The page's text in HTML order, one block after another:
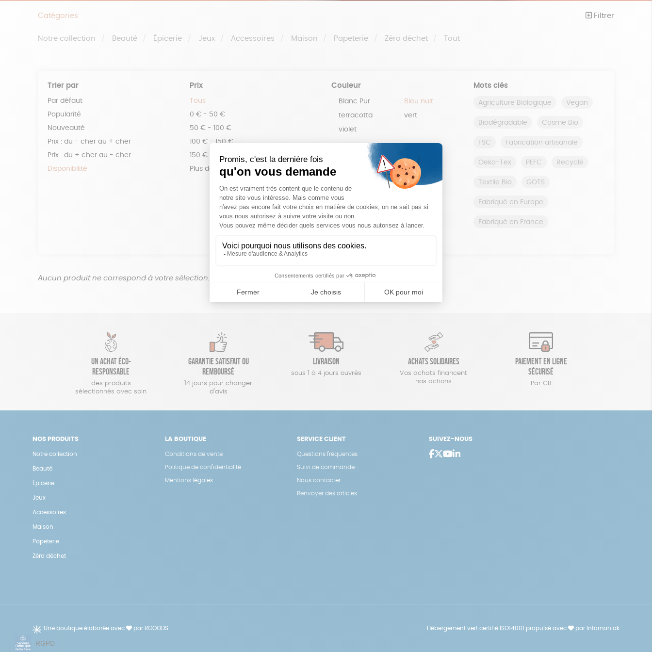
Catégories Filtrer
Notre collection Beauté Épicerie Jeux Accessoires Maison Papeterie Zéro déchet Tout
Trier par
Par défaut
Popularité
Nouveauté
Prix : du - cher au + cher
Prix : du + cher au - cher
Disponibilité
Prix
Tous
0 € - 50 €
50 € - 100 €
100 € - 150 €
150 € - 200 €
Plus de 200€
Couleur
Blanc Pur Bleu nuit
terracotta vert
violet
Mots clés
Agriculture Biologique Vegan
Biodégradable Cosme Bio
FSC Fabrication artisanale
Oeko-Tex PEFC Recyclé
Textile Bio GOTS
Fabriqué en Europe
Fabriqué en France
Aucun produit ne correspond à votre sélection.
Un achat éco-
responsable
des produits
sélectionnés avec soin
Garantie satisfait ou
remboursé
14 jours pour changer
d'avis
Livraison
sous 1 à 4 jours ouvrés
Achats solidaires
Vos achats financent
nos actions
Paiement en ligne
sécurisé
Par CB
NOS PRODUITS
Notre collection
Beauté
Épicerie
Jeux
Accessoires
Maison
Papeterie
Zéro déchet
LA BOUTIQUE
Conditions de vente
Politique de confidentialité
Mentions légales
SERVICE CLIENT
Questions fréquentes
Suivi de commande
Nous contacter
Renvoyer des articles
SUIVEZ-NOUS
Une boutique élaborée avec par RGOODS Hébergement vert certifié ISO14001 propulsé avec par Infomaniak